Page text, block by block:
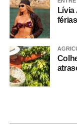
deputado porque,
graças à
realizarmos esse
mas, acima de
presidente da
Ao final do
igualdade de